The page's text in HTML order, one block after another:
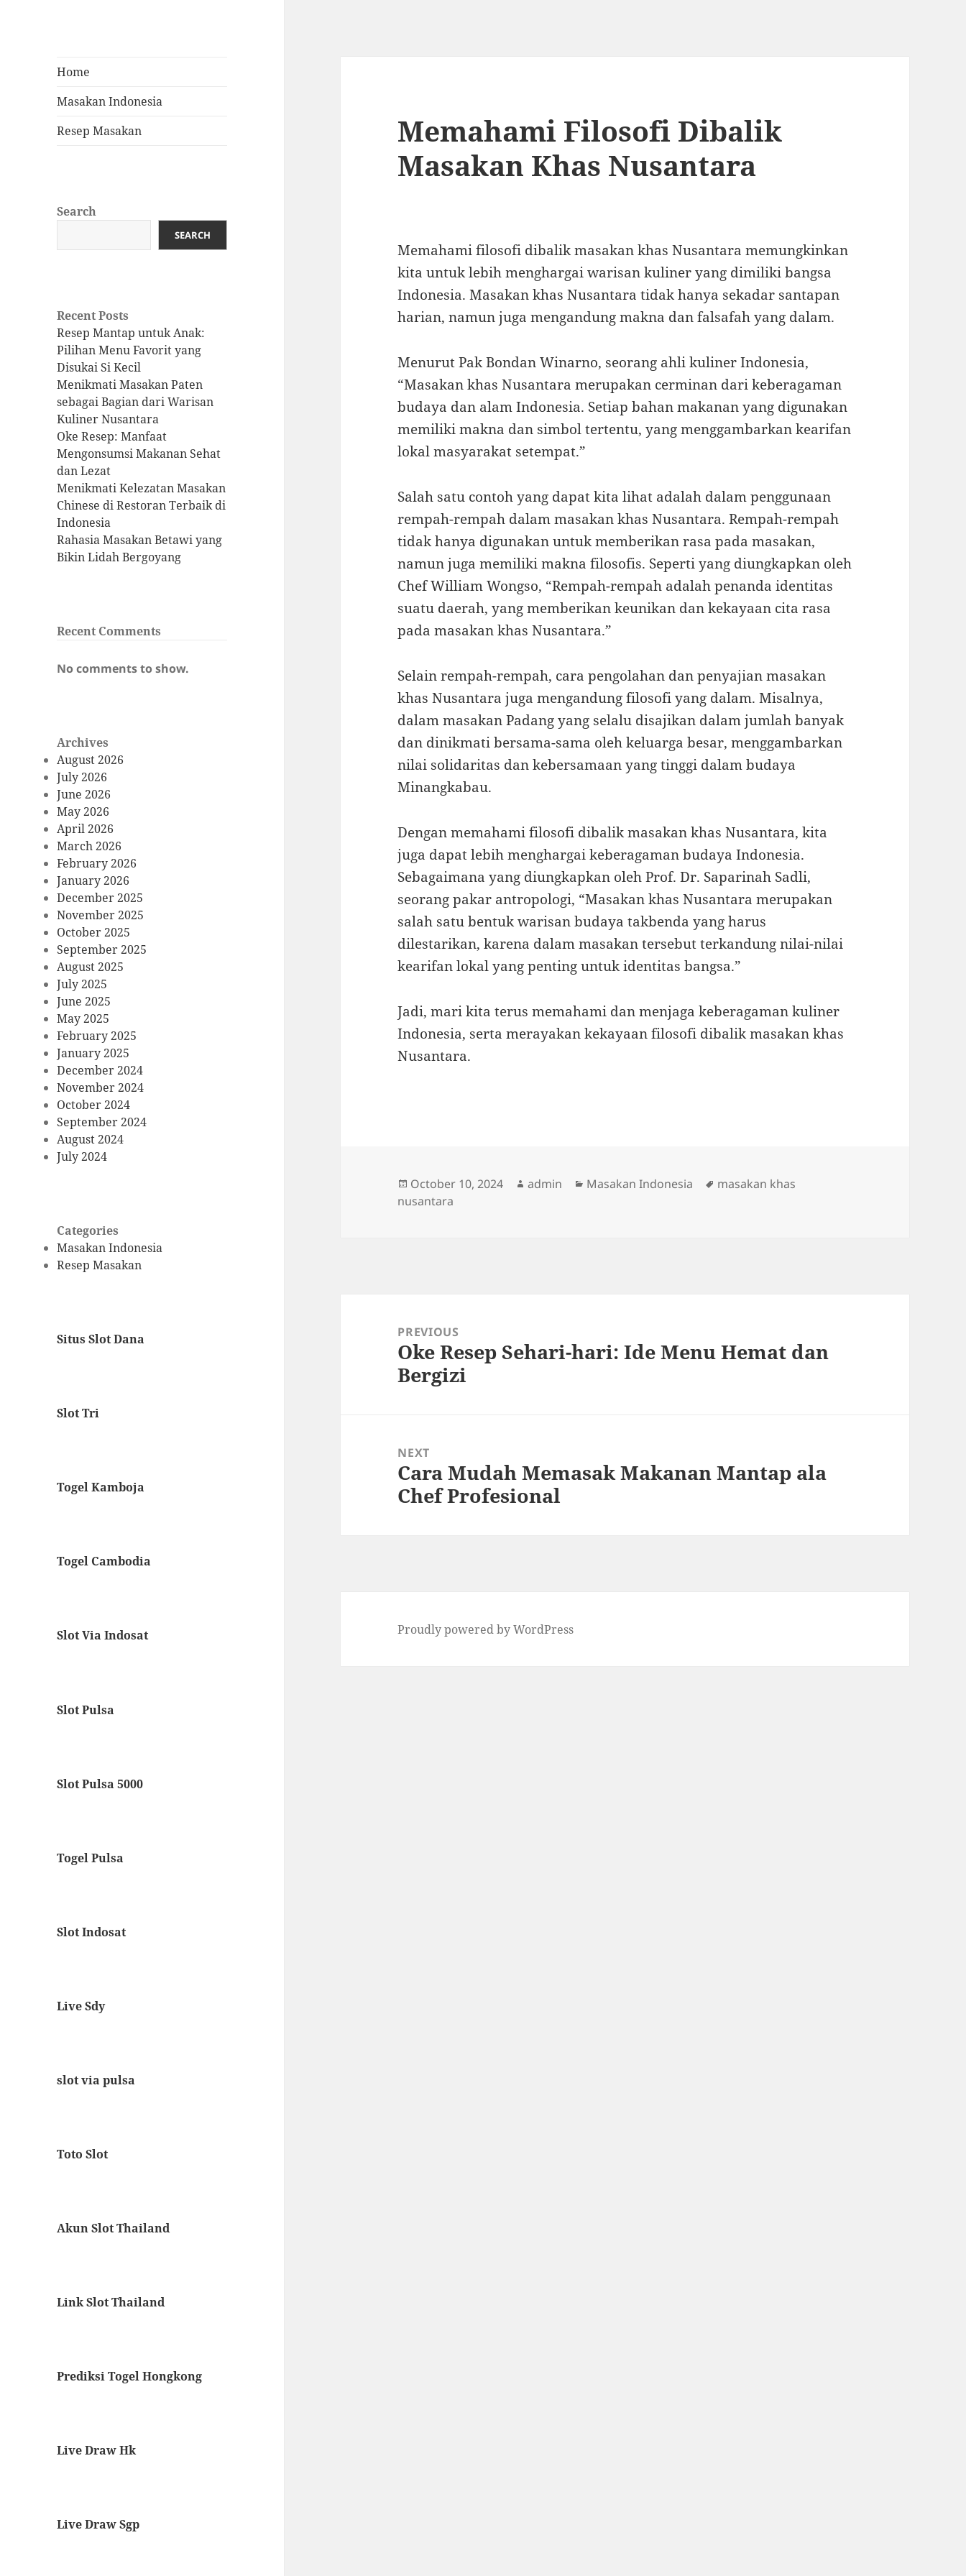
Home
Masakan Indonesia
Resep Masakan
Search
SEARCH
Recent Posts
Resep Mantap untuk Anak:
Pilihan Menu Favorit yang
Disukai Si Kecil
Menikmati Masakan Paten
sebagai Bagian dari Warisan
Kuliner Nusantara
Oke Resep: Manfaat
Mengonsumsi Makanan Sehat
dan Lezat
Menikmati Kelezatan Masakan
Chinese di Restoran Terbaik di
Indonesia
Rahasia Masakan Betawi yang
Bikin Lidah Bergoyang
Recent Comments
No comments to show.
Archives
August 2026
July 2026
June 2026
May 2026
April 2026
March 2026
February 2026
January 2026
December 2025
November 2025
October 2025
September 2025
August 2025
July 2025
June 2025
May 2025
February 2025
January 2025
December 2024
November 2024
October 2024
September 2024
August 2024
July 2024
Categories
Masakan Indonesia
Resep Masakan
Situs Slot Dana
Slot Tri
Togel Kamboja
Togel Cambodia
Slot Via Indosat
Slot Pulsa
Slot Pulsa 5000
Togel Pulsa
Slot Indosat
Live Sdy
slot via pulsa
Toto Slot
Akun Slot Thailand
Link Slot Thailand
Prediksi Togel Hongkong
Live Draw Hk
Live Draw Sgp
Memahami Filosofi Dibalik
Masakan Khas Nusantara
Memahami filosofi dibalik masakan khas Nusantara memungkinkan
kita untuk lebih menghargai warisan kuliner yang dimiliki bangsa
Indonesia. Masakan khas Nusantara tidak hanya sekadar santapan
harian, namun juga mengandung makna dan falsafah yang dalam.
Menurut Pak Bondan Winarno, seorang ahli kuliner Indonesia,
“Masakan khas Nusantara merupakan cerminan dari keberagaman
budaya dan alam Indonesia. Setiap bahan makanan yang digunakan
memiliki makna dan simbol tertentu, yang menggambarkan kearifan
lokal masyarakat setempat.”
Salah satu contoh yang dapat kita lihat adalah dalam penggunaan
rempah-rempah dalam masakan khas Nusantara. Rempah-rempah
tidak hanya digunakan untuk memberikan rasa pada masakan,
namun juga memiliki makna filosofis. Seperti yang diungkapkan oleh
Chef William Wongso, “Rempah-rempah adalah penanda identitas
suatu daerah, yang memberikan keunikan dan kekayaan cita rasa
pada masakan khas Nusantara.”
Selain rempah-rempah, cara pengolahan dan penyajian masakan
khas Nusantara juga mengandung filosofi yang dalam. Misalnya,
dalam masakan Padang yang selalu disajikan dalam jumlah banyak
dan dinikmati bersama-sama oleh keluarga besar, menggambarkan
nilai solidaritas dan kebersamaan yang tinggi dalam budaya
Minangkabau.
Dengan memahami filosofi dibalik masakan khas Nusantara, kita
juga dapat lebih menghargai keberagaman budaya Indonesia.
Sebagaimana yang diungkapkan oleh Prof. Dr. Saparinah Sadli,
seorang pakar antropologi, “Masakan khas Nusantara merupakan
salah satu bentuk warisan budaya takbenda yang harus
dilestarikan, karena dalam masakan tersebut terkandung nilai-nilai
kearifan lokal yang penting untuk identitas bangsa.”
Jadi, mari kita terus memahami dan menjaga keberagaman kuliner
Indonesia, serta merayakan kekayaan filosofi dibalik masakan khas
Nusantara.
Posted
on
October 10, 2024 Author
admin Categories
Masakan Indonesia Tags
masakan khas
nusantara
navigationPREVIOUS
Previous
post:
Oke Resep Sehari-hari: Ide Menu Hemat dan
Bergizi
NEXT
Next
post:
Cara Mudah Memasak Makanan Mantap ala
Chef Profesional
Proudly powered by WordPress